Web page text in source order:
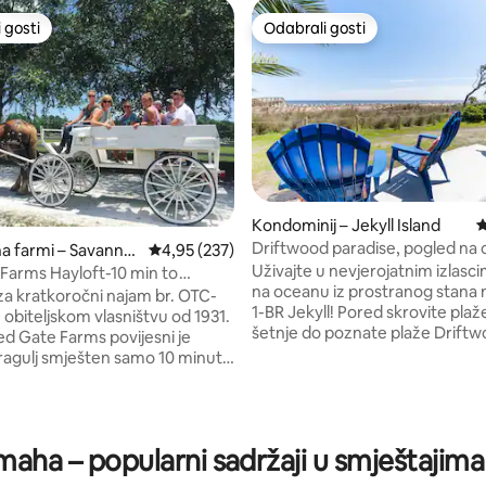
recenzija: 238
gosti
gosti
farmi – Savanna Prosječna ocjena: 4,95/5, recenzija: 237
4,95 (237)
Hayloft-10 min to
kratkoročni najam br. OTC-
Gate Farms povijesni je
smješten samo 10 minuta
nagrade, popularan park za
prijateljske domaće
Odabrali gosti
Odabrali gosti
Kondominij – Jekyll Island
Driftwood paradise, pogled na
Uživajte u nevjerojatnim
na oceanu iz prostranog stana
1-BR Jekyll! Pored skrovite
šetnje do poznate plaže
košarku, igralište, najam
za piknik/roštilj, restoran i još
– popularni sadržaji u